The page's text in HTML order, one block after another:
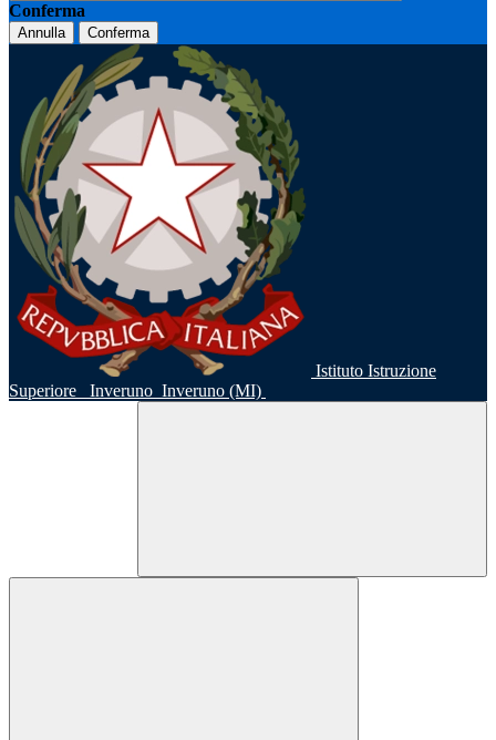
Conferma
Annulla Conferma
Istituto Istruzione
Superiore
Inveruno Inveruno (MI)